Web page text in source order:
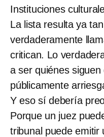
Instituciones
La lista resulta ya
verdaderamente
critican. Lo
a ser quiénes
públicamente
Y eso sí debería
Porque un juez
tribunal puede emitir